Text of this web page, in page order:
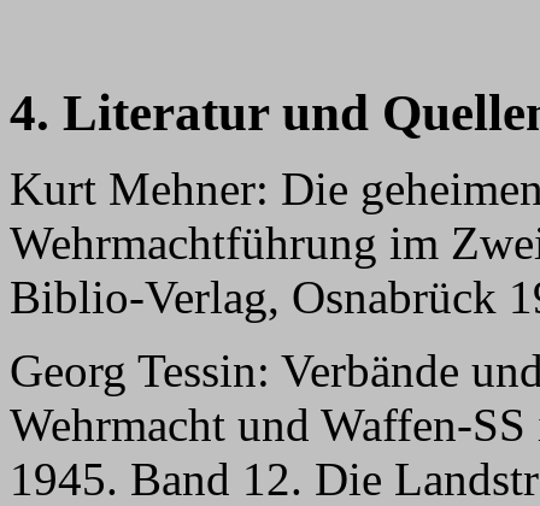
4. Literatur und
Kurt Mehner: Die
Wehrmachtführung im
Biblio-Verlag, Osnabrück
Georg Tessin: Verbände
Wehrmacht und Waffen-
1945. Band 12. Die